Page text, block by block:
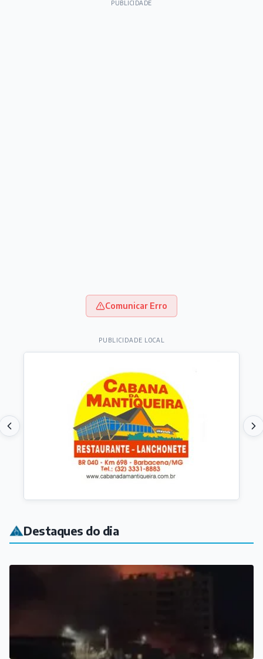
PUBLICIDADE
Comunicar Erro
PUBLICIDADE LOCAL
Destaques do dia
Incêndio de grandes proporções destrói andar de
prédio em São João del-Rei